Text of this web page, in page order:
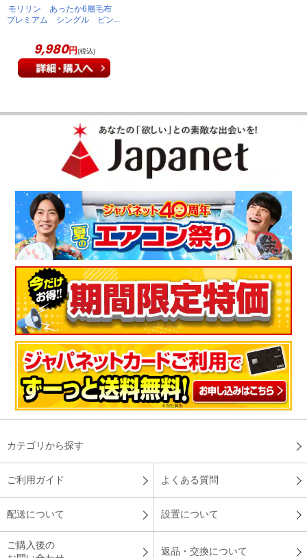
毛布を掛けてすぐに暖かさを感じて最高です。もっと寒くなっ
てきたら羽毛布団を中に入れようと思います。
実際に使ってみると、暖かさを実感しました。また、軽くてと
ても使いやすいです。
洗濯機で丸洗いできる！
とても暖かく、中に布団を入れられる優れものです。また、家
で洗濯ができる点もいいですね。
（北海道60代K.S様 ）
肌触りが気持ちいい！
とにかく肌触りが良くて気持ちが良かったです。もっと寒くな
ったら布団を中に入れられるので、この気持ち良さのまま真冬
も暖かく寝れると思うと買って良かったと思います。
（埼玉県
毛布一枚であたたかい！
モリリン あったか6層毛布
プレミアム シングル ピン
9,980円(税込)
カテゴリから探す
ご利用ガイド よくある質問
配送について 設置について
ご購入後の
返品・交換について